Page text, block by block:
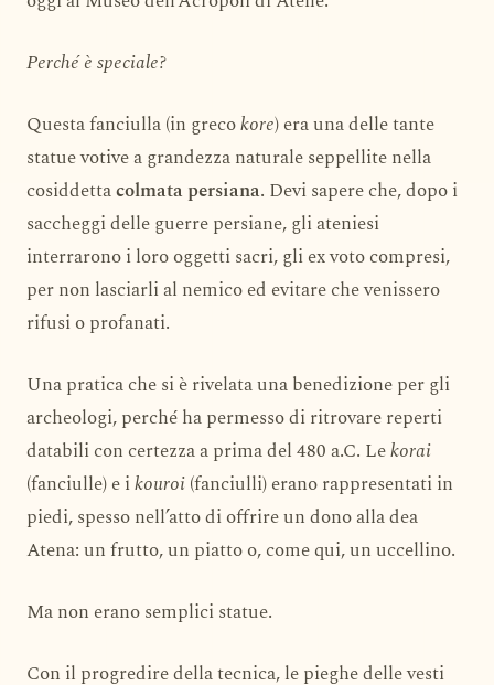
Perché è speciale?
Questa fanciulla (in grecokore) era una delle tante
statue votive a grandezza naturale seppellite nella
cosiddettacolmata persiana. Devi sapere che, dopo i
saccheggi delle guerre persiane, gli ateniesi
interrarono i loro oggetti sacri, gli ex voto compresi,
per non lasciarli al nemico ed evitare che venissero
rifusi o profanati.
Una pratica che si è rivelata una benedizione per gli
archeologi, perché ha permesso di ritrovare reperti
databili con certezza a prima del 480 a.C. Lekorai
(fanciulle) e ikouroi(fanciulli) erano rappresentati in
piedi, spesso nell’atto di offrire un dono alla dea
Atena: un frutto, un piatto o, come qui, un uccellino.
Ma non erano semplici statue.
Con il progredire della tecnica, le pieghe delle vesti